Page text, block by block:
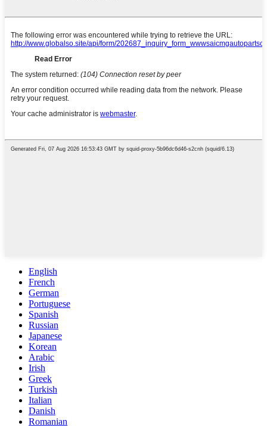
English
French
German
Portuguese
Spanish
Russian
Japanese
Korean
Arabic
Irish
Greek
Turkish
Italian
Danish
Romanian